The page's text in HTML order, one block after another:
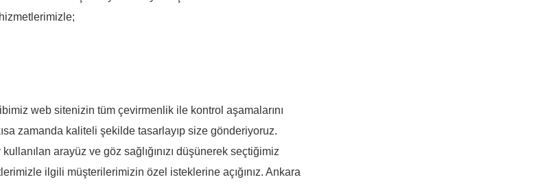
web sitenizin tüm çevirmenlik ile kontrol aşamalarını
zamanda kaliteli şekilde tasarlayıp size gönderiyoruz.
arayüz ve göz sağlığınızı düşünerek seçtiğimiz
ilgili müşterilerimizin özel isteklerine açığınız. Ankara